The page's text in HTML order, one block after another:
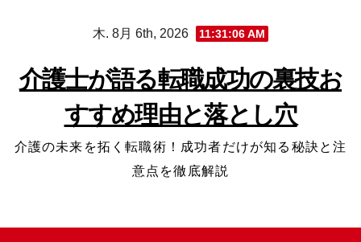
プ
木. 8月 6th, 2026 11:31:06 AM
介護士が語る転職成功の裏技お
すすめ理由と落とし穴
介護の未来を拓く転職術！成功者だけが知る秘訣と注
意点を徹底解説